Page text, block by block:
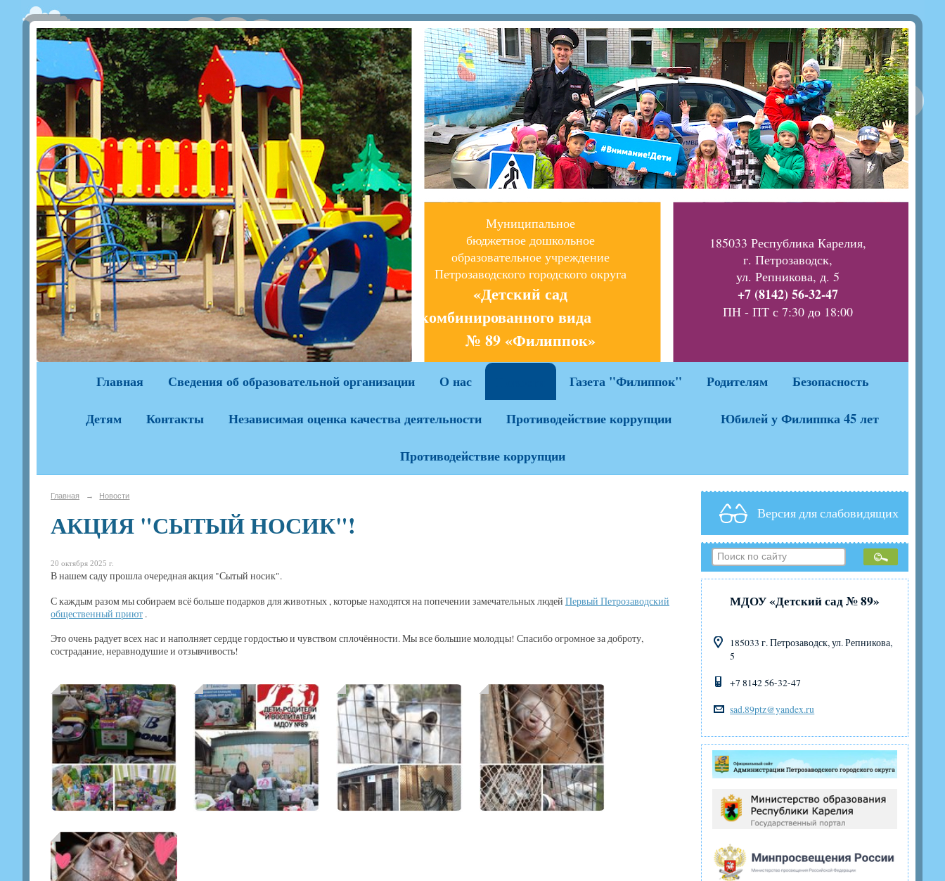
Муниципальное
бюджетное дошкольное
образовательное учреждение
Петрозаводского городского округа
«Детский сад
комбинированного вида
№ 89 «Филиппок»
185033 Республика Карелия,
г. Петрозаводск,
ул. Репникова, д. 5
+7 (8142) 56-32-47
ПН - ПТ с 7:30 до 18:00
Главная Сведения об образовательной организации О нас Газета "Филиппок" Родителям Безопасность
Детям Контакты Независимая оценка качества деятельности Противодействие коррупции Юбилей у Филиппка 45 лет
Противодействие коррупции
Главная → Новости
АКЦИЯ "СЫТЫЙ НОСИК"!
20 октября 2025 г.
В нашем саду прошла очередная акция "Сытый носик".
С каждым разом мы собираем всё больше подарков для животных , которые находятся на попечении замечательных людей Первый Петрозаводский
общественный приют .
Это очень радует всех нас и наполняет сердце гордостью и чувством сплочённости. Мы все большие молодцы! Спасибо огромное за доброту,
сострадание, неравнодушие и отзывчивость!
Версия для слабовидящих
МДОУ «Детский сад № 89»
185033 г. Петрозаводск, ул. Репникова,
5
+7 8142 56-32-47
sad.89ptz@yandex.ru